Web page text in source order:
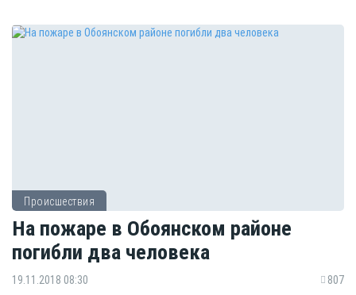
Происшествия
На пожаре в Обоянском районе
погибли два человека
19.11.2018 08:30 807